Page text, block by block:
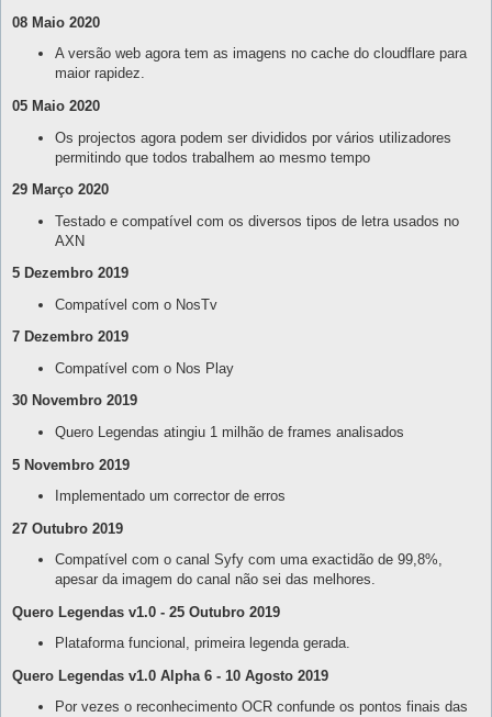
08 Maio 2020
A versão web agora tem as imagens no cache do cloudflare para
maior rapidez.
05 Maio 2020
Os projectos agora podem ser divididos por vários utilizadores
permitindo que todos trabalhem ao mesmo tempo
29 Março 2020
Testado e compatível com os diversos tipos de letra usados no
AXN
5 Dezembro 2019
Compatível com o NosTv
7 Dezembro 2019
Compatível com o Nos Play
30 Novembro 2019
Quero Legendas atingiu 1 milhão de frames analisados
5 Novembro 2019
Implementado um corrector de erros
27 Outubro 2019
Compatível com o canal Syfy com uma exactidão de 99,8%,
apesar da imagem do canal não sei das melhores.
Quero Legendas v1.0 - 25 Outubro 2019
Plataforma funcional, primeira legenda gerada.
Quero Legendas v1.0 Alpha 6 - 10 Agosto 2019
Por vezes o reconhecimento OCR confunde os pontos finais das